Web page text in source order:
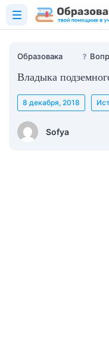
Образовака ❓
Владыка
Sofya
8 декабря, 2018